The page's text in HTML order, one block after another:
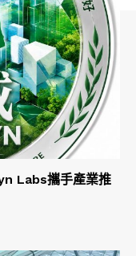
Labs攜手產業推